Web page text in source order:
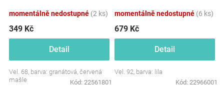
momentálně nedostupné (2 ks)
349 Kč
Detail
Vel. 68, barva: granátová, červená
mašle
Kód: 22561801
momentálně nedostupné (6 ks)
679 Kč
Detail
Vel. 92, barva: lila
Kód: 22966001